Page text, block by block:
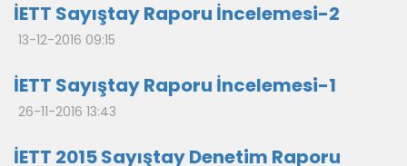
İETT Sayıştay Raporu İncelemesi-2
13-12-2016 09:15
İETT Sayıştay Raporu İncelemesi-1
26-11-2016 13:43
İETT 2015 Sayıştay Denetim Raporu